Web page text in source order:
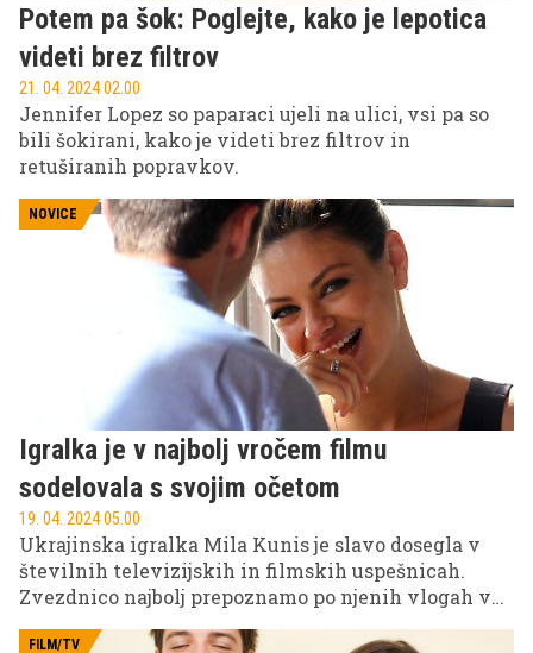
Potem pa šok: Poglejte, kako je lepotica
videti brez filtrov
21. 04. 2024 02.00
Jennifer Lopez so paparaci ujeli na ulici, vsi pa so
bili šokirani, kako je videti brez filtrov in
retuširanih popravkov.
NOVICE
Igralka je v najbolj vročem filmu
sodelovala s svojim očetom
19. 04. 2024 05.00
Ukrajinska igralka Mila Kunis je slavo dosegla v
številnih televizijskih in filmskih uspešnicah.
Zvezdnico najbolj prepoznamo po njenih vlogah v
FILM/TV